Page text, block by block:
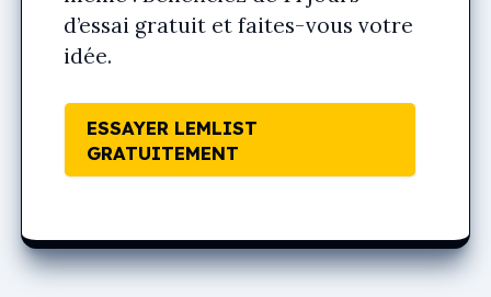
d’essai gratuit et faites-vous votre
idée.
ESSAYER LEMLIST
GRATUITEMENT